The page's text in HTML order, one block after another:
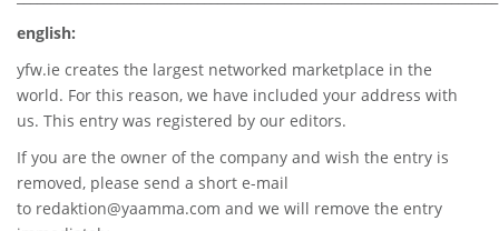
english:
yfw.ie creates the largest networked marketplace in the
world. For this reason, we have included your address with
us. This entry was registered by our editors.
If you are the owner of the company and wish the entry is
removed, please send a short e-mail
to redaktion@yaamma.com and we will remove the entry